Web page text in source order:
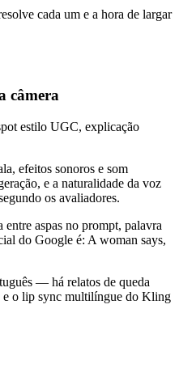
cada um e a hora de largar
câmera
estilo UGC, explicação
efeitos sonoros e som
e a naturalidade da voz
os avaliadores.
entre aspas no prompt, palavra
do Google é: A woman says,
— há relatos de queda
e o lip sync multilíngue do Kling